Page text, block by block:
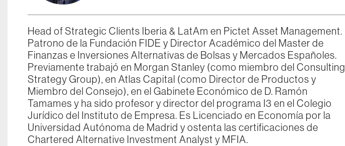
Head of Strategic Clients Iberia & LatAm en Pictet Asset Management.
Patrono de la Fundación FIDE y Director Académico del Master de
Finanzas e Inversiones Alternativas de Bolsas y Mercados Españoles.
Previamente trabajó en Morgan Stanley (como miembro del Consulting
Strategy Group), en Atlas Capital (como Director de Productos y
Miembro del Consejo), en el Gabinete Económico de D. Ramón
Tamames y ha sido profesor y director del programa I3 en el Colegio
Jurídico del Instituto de Empresa. Es Licenciado en Economía por la
Universidad Autónoma de Madrid y ostenta las certificaciones de
Chartered Alternative Investment Analyst y MFIA.